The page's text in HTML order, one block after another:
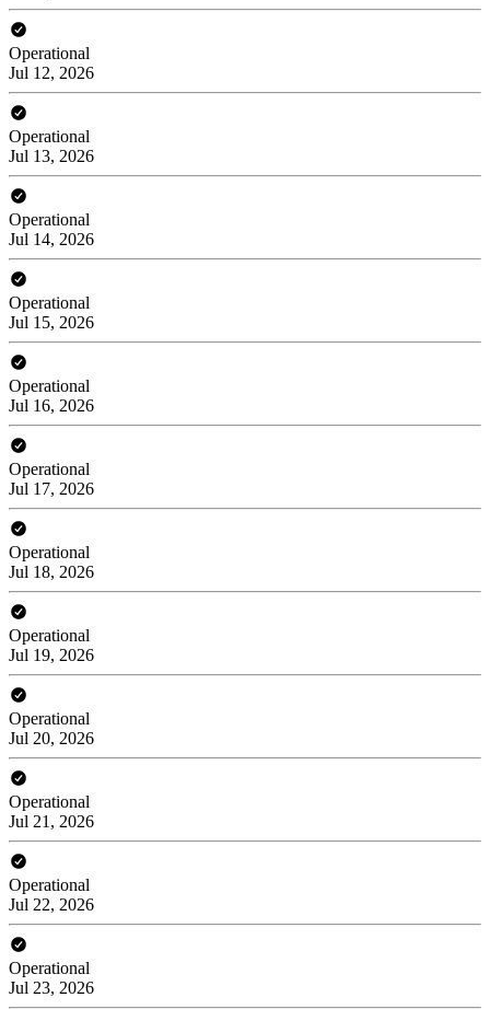
Operational
Jul 12, 2026
Operational
Jul 13, 2026
Operational
Jul 14, 2026
Operational
Jul 15, 2026
Operational
Jul 16, 2026
Operational
Jul 17, 2026
Operational
Jul 18, 2026
Operational
Jul 19, 2026
Operational
Jul 20, 2026
Operational
Jul 21, 2026
Operational
Jul 22, 2026
Operational
Jul 23, 2026